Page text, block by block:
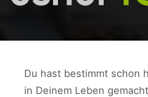
Du hast bestimmt schon
in Deinem Leben